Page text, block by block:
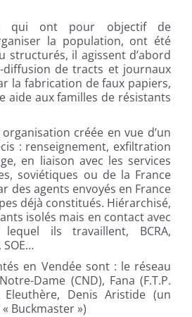
qui ont pour objectif de
la population, ont été
structurés, il agissent d’abord
diffusion de tracts et journaux
la fabrication de faux papiers,
aide aux familles de résistants
créée en vue d’un
: renseignement, exfiltration
en liaison avec les services
soviétiques ou de la France
des agents envoyés en France
déjà constitués. Hiérarchisé,
isolés mais en contact avec
lequel ils travaillent, BCRA,
en Vendée sont : le réseau
Dame (CND), Fana (F.T.P.
Eleuthère, Denis Aristide (un
Buckmaster »)